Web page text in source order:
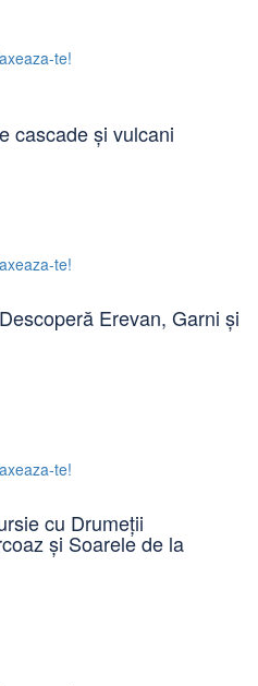
cascade și vulcani
Erevan, Garni și
cu Drumeții
și Soarele de la